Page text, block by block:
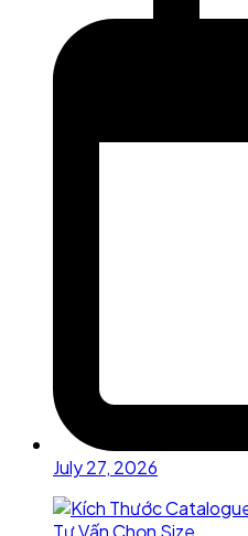
July 27, 2026